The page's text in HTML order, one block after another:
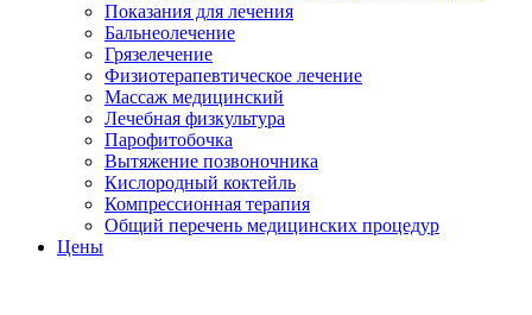
Показания для лечения
Бальнеолечение
Грязелечение
Физиотерапевтическое лечение
Массаж медицинский
Лечебная физкультура
Парофитобочка
Вытяжение позвоночника
Кислородный коктейль
Компрессионная терапия
Общий перечень медицинских процедур
Цены